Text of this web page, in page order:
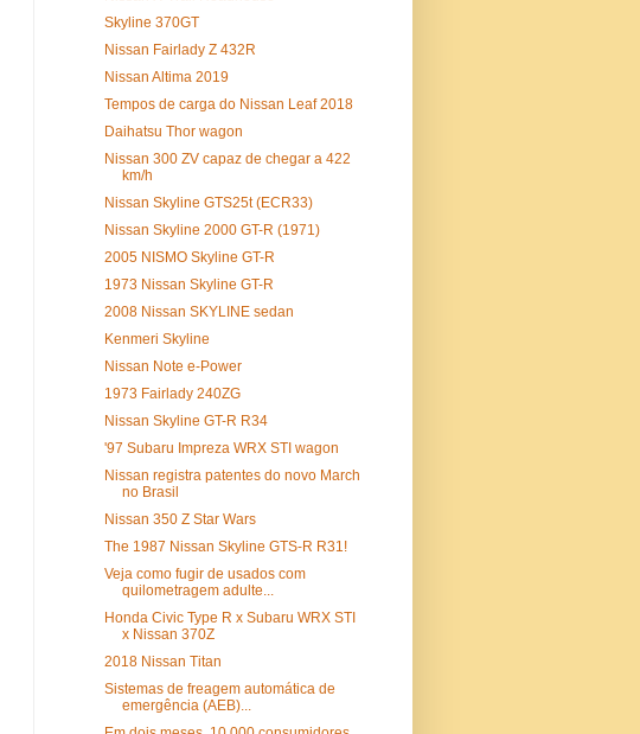
Skyline 370GT
Nissan Fairlady Z 432R
Nissan Altima 2019
Tempos de carga do Nissan Leaf 2018
Daihatsu Thor wagon
Nissan 300 ZV capaz de chegar a 422
km/h
Nissan Skyline GTS25t (ECR33)
Nissan Skyline 2000 GT-R (1971)
2005 NISMO Skyline GT-R
1973 Nissan Skyline GT-R
2008 Nissan SKYLINE sedan
Kenmeri Skyline
Nissan Note e-Power
1973 Fairlady 240ZG
Nissan Skyline GT-R R34
'97 Subaru Impreza WRX STI wagon
Nissan registra patentes do novo March
no Brasil
Nissan 350 Z Star Wars
The 1987 Nissan Skyline GTS-R R31!
Veja como fugir de usados com
quilometragem adulte...
Honda Civic Type R x Subaru WRX STI
x Nissan 370Z
2018 Nissan Titan
Sistemas de freagem automática de
emergência (AEB)...